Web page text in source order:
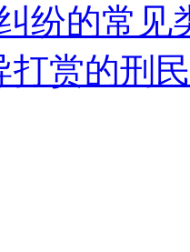
纷的常见
打赏的刑